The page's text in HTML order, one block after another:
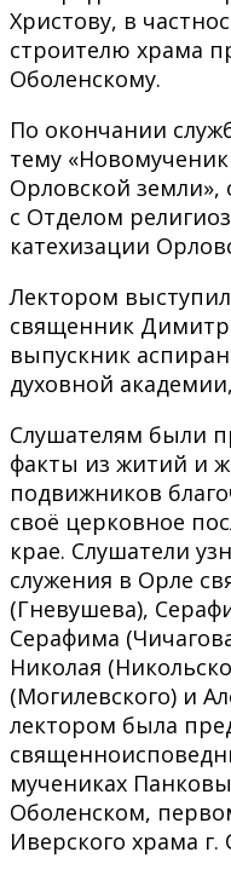
Христову, в
строителю храма
Оболенскому.
По окончании
тему
Орловской земли»,
с Отделом
катехизации
Лектором
священник
выпускник
духовной
Слушателям были
факты из житий и
подвижников
своё церковное
крае. Слушатели
служения в Орле
(Гневушева),
Серафима
Николая
(Могилевского) и
лектором была
мучениках
Оболенском,
Иверского храма г.